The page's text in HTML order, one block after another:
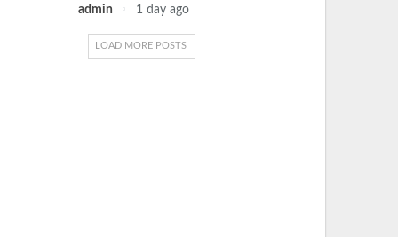
admin 1 day ago
LOAD MORE POSTS